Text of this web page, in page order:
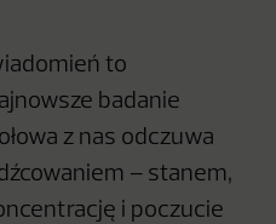
to
badanie
z nas odczuwa
– stanem,
i poczucie